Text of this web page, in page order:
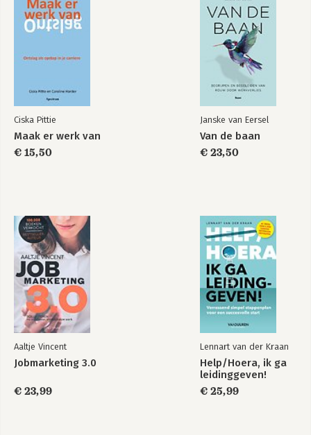
Dankwoord
Ontslag werkt!
Ciska Pittie
Maak er werk van
€ 15,50
Janske van Eersel
Van de baan
€ 23,50
Aaltje Vincent
Jobmarketing 3.0
€ 23,99
Lennart van der Kraan
Help/Hoera, ik ga
leidinggeven!
€ 25,99